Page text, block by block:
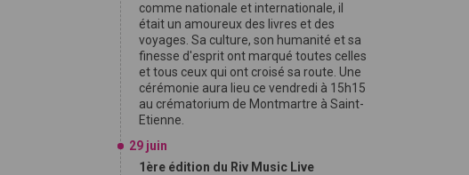
comme nationale et internationale, il
était un amoureux des livres et des
voyages. Sa culture, son humanité et sa
finesse d'esprit ont marqué toutes celles
et tous ceux qui ont croisé sa route. Une
cérémonie aura lieu ce vendredi à 15h15
au crématorium de Montmartre à Saint-
Etienne.
29 juin
1ère édition du Riv Music Live